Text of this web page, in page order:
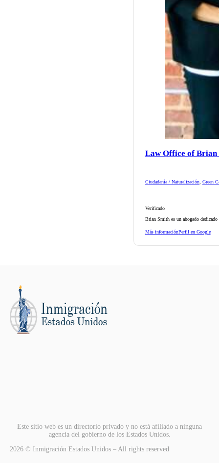
Law Office of Brian
Ciudadanía / Naturalización, Green
Verificado
Brian Smith es un abogado
Más informaciónPerfil en Google
Este sitio web es un directorio privado y no está afiliado a ninguna
agencia del gobierno de los Estados Unidos.
2026 © Inmigración Estados Unidos – All rights reserved